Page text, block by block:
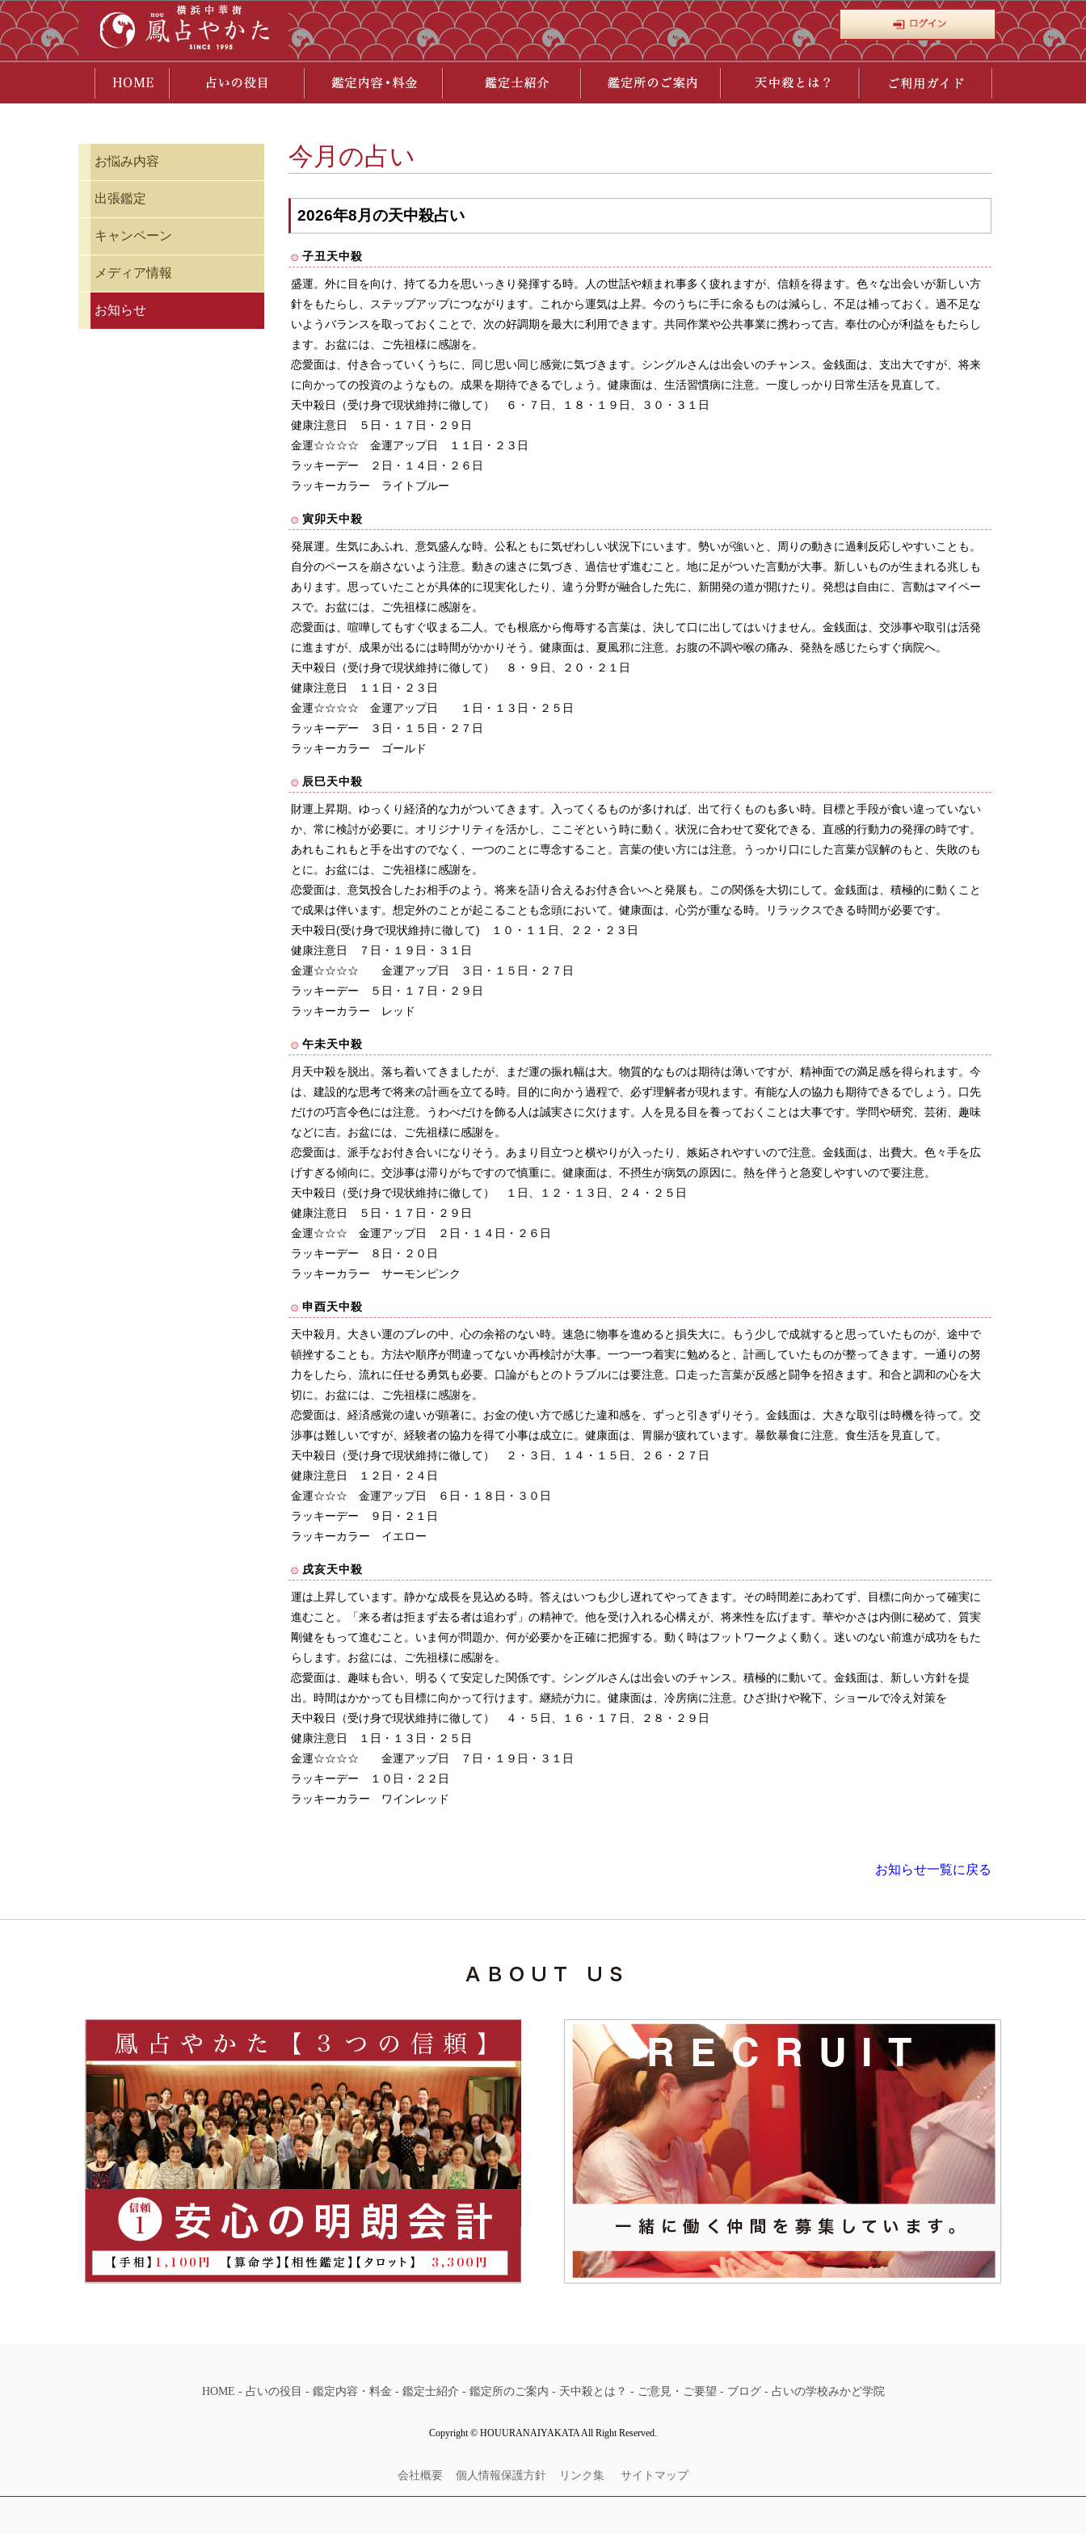
お悩み内容
出張鑑定
キャンペーン
メディア情報
お知らせ
今月の占い
2026年8月の天中殺占い
子丑天中殺
盛運。外に目を向け、持てる力を思いっきり発揮する時。人の世話や頼まれ事多く疲れますが、信頼を得ます。色々な出会いが新しい方
針をもたらし、ステップアップにつながります。これから運気は上昇。今のうちに手に余るものは減らし、不足は補っておく。過不足な
いようバランスを取っておくことで、次の好調期を最大に利用できます。共同作業や公共事業に携わって吉。奉仕の心が利益をもたらし
ます。お盆には、ご先祖様に感謝を。
恋愛面は、付き合っていくうちに、同じ思い同じ感覚に気づきます。シングルさんは出会いのチャンス。金銭面は、支出大ですが、将来
に向かっての投資のようなもの。成果を期待できるでしょう。健康面は、生活習慣病に注意。一度しっかり日常生活を見直して。
天中殺日（受け身で現状維持に徹して） ６・７日、１８・１９日、３０・３１日
健康注意日 ５日・１７日・２９日
金運☆☆☆☆ 金運アップ日 １１日・２３日
ラッキーデー ２日・１４日・２６日
ラッキーカラー ライトブルー
寅卯天中殺
発展運。生気にあふれ、意気盛んな時。公私ともに気ぜわしい状況下にいます。勢いが強いと、周りの動きに過剰反応しやすいことも。
自分のペースを崩さないよう注意。動きの速さに気づき、過信せず進むこと。地に足がついた言動が大事。新しいものが生まれる兆しも
あります。思っていたことが具体的に現実化したり、違う分野が融合した先に、新開発の道が開けたり。発想は自由に、言動はマイペー
スで。お盆には、ご先祖様に感謝を。
恋愛面は、喧嘩してもすぐ収まる二人。でも根底から侮辱する言葉は、決して口に出してはいけません。金銭面は、交渉事や取引は活発
に進ますが、成果が出るには時間がかかりそう。健康面は、夏風邪に注意。お腹の不調や喉の痛み、発熱を感じたらすぐ病院へ。
天中殺日（受け身で現状維持に徹して） ８・９日、２０・２１日
健康注意日 １１日・２３日
金運☆☆☆☆ 金運アップ日 １日・１３日・２５日
ラッキーデー ３日・１５日・２７日
ラッキーカラー ゴールド
辰巳天中殺
財運上昇期。ゆっくり経済的な力がついてきます。入ってくるものが多ければ、出て行くものも多い時。目標と手段が食い違っていない
か、常に検討が必要に。オリジナリティを活かし、ここぞという時に動く。状況に合わせて変化できる、直感的行動力の発揮の時です。
あれもこれもと手を出すのでなく、一つのことに専念すること。言葉の使い方には注意。うっかり口にした言葉が誤解のもと、失敗のも
とに。お盆には、ご先祖様に感謝を。
恋愛面は、意気投合したお相手のよう。将来を語り合えるお付き合いへと発展も。この関係を大切にして。金銭面は、積極的に動くこと
で成果は伴います。想定外のことが起こることも念頭において。健康面は、心労が重なる時。リラックスできる時間が必要です。
天中殺日(受け身で現状維持に徹して) １０・１１日、２２・２３日
健康注意日 ７日・１９日・３１日
金運☆☆☆☆ 金運アップ日 ３日・１５日・２７日
ラッキーデー ５日・１７日・２９日
ラッキーカラー レッド
午未天中殺
月天中殺を脱出。落ち着いてきましたが、まだ運の振れ幅は大。物質的なものは期待は薄いですが、精神面での満足感を得られます。今
は、建設的な思考で将来の計画を立てる時。目的に向かう過程で、必ず理解者が現れます。有能な人の協力も期待できるでしょう。口先
だけの巧言令色には注意。うわべだけを飾る人は誠実さに欠けます。人を見る目を養っておくことは大事です。学問や研究、芸術、趣味
などに吉。お盆には、ご先祖様に感謝を。
恋愛面は、派手なお付き合いになりそう。あまり目立つと横やりが入ったり、嫉妬されやすいので注意。金銭面は、出費大。色々手を広
げすぎる傾向に。交渉事は滞りがちですので慎重に。健康面は、不摂生が病気の原因に。熱を伴うと急変しやすいので要注意。
天中殺日（受け身で現状維持に徹して） １日、１２・１３日、２４・２５日
健康注意日 ５日・１７日・２９日
金運☆☆☆ 金運アップ日 ２日・１４日・２６日
ラッキーデー ８日・２０日
ラッキーカラー サーモンピンク
申酉天中殺
天中殺月。大きい運のブレの中、心の余裕のない時。速急に物事を進めると損失大に。もう少しで成就すると思っていたものが、途中で
頓挫することも。方法や順序が間違ってないか再検討が大事。一つ一つ着実に勉めると、計画していたものが整ってきます。一通りの努
力をしたら、流れに任せる勇気も必要。口論がもとのトラブルには要注意。口走った言葉が反感と闘争を招きます。和合と調和の心を大
切に。お盆には、ご先祖様に感謝を。
恋愛面は、経済感覚の違いが顕著に。お金の使い方で感じた違和感を、ずっと引きずりそう。金銭面は、大きな取引は時機を待って。交
渉事は難しいですが、経験者の協力を得て小事は成立に。健康面は、胃腸が疲れています。暴飲暴食に注意。食生活を見直して。
天中殺日（受け身で現状維持に徹して） ２・３日、１４・１５日、２６・２７日
健康注意日 １２日・２４日
金運☆☆☆ 金運アップ日 ６日・１８日・３０日
ラッキーデー ９日・２１日
ラッキーカラー イエロー
戌亥天中殺
運は上昇しています。静かな成長を見込める時。答えはいつも少し遅れてやってきます。その時間差にあわてず、目標に向かって確実に
進むこと。「来る者は拒まず去る者は追わず」の精神で。他を受け入れる心構えが、将来性を広げます。華やかさは内側に秘めて、質実
剛健をもって進むこと。いま何が問題か、何が必要かを正確に把握する。動く時はフットワークよく動く。迷いのない前進が成功をもた
らします。お盆には、ご先祖様に感謝を。
恋愛面は、趣味も合い、明るくて安定した関係です。シングルさんは出会いのチャンス。積極的に動いて。金銭面は、新しい方針を提
出。時間はかかっても目標に向かって行けます。継続が力に。健康面は、冷房病に注意。ひざ掛けや靴下、ショールで冷え対策を
天中殺日（受け身で現状維持に徹して） ４・５日、１６・１７日、２８・２９日
健康注意日 １日・１３日・２５日
金運☆☆☆☆ 金運アップ日 ７日・１９日・３１日
ラッキーデー １０日・２２日
ラッキーカラー ワインレッド
お知らせ一覧に戻る
HOME - 占いの役目 - 鑑定内容・料金 - 鑑定士紹介 - 鑑定所のご案内 - 天中殺とは？ - ご意見・ご要望 - ブログ- 占いの学校みかど学院
Copyright © HOUURANAIYAKATA All Right Reserved.
会社概要 個人情報保護方針 リンク集 サイトマップ